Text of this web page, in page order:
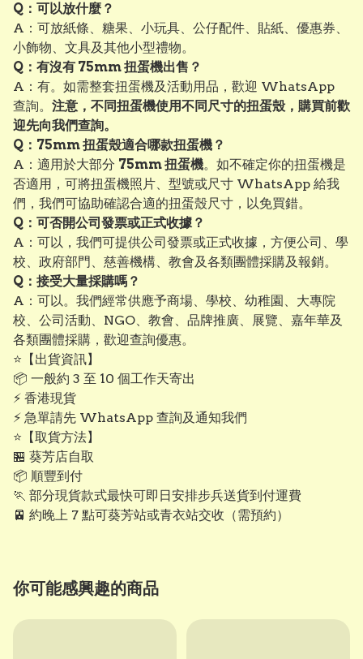
Q：可以放什麼？
A：可放紙條、糖果、小玩具、公仔配件、貼紙、優惠券、
小飾物、文具及其他小型禮物。
Q：有沒有 75mm 扭蛋機出售？
A：有。如需整套扭蛋機及活動用品，歡迎 WhatsApp
查詢。 注意，不同扭蛋機使用不同尺寸的扭蛋殼，購買前歡
迎先向我們查詢。
Q：75mm 扭蛋殼適合哪款扭蛋機？
A：適用於大部分 75mm 扭蛋機。如不確定你的扭蛋機是
否適用，可將扭蛋機照片、型號或尺寸 WhatsApp 給我
們，我們可協助確認合適的扭蛋殼尺寸，以免買錯。
Q：可否開公司發票或正式收據？
A：可以，我們可提供公司發票或正式收據，方便公司、學
校、政府部門、慈善機構、教會及各類團體採購及報銷。
Q：接受大量採購嗎？
A：可以。我們經常供應予商場、學校、幼稚園、大專院
校、公司活動、NGO、教會、品牌推廣、展覽、嘉年華及
各類團體採購，歡迎查詢優惠。
⭐【出貨資訊】
📦 一般約 3 至 10 個工作天寄出
⚡ 香港現貨
⚡ 急單請先 WhatsApp 查詢及通知我們
⭐【取貨方法】
🏪 葵芳店自取
📦 順豐到付
🏃 部分現貨款式最快可即日安排步兵送貨到付運費
🚈 約晚上 7 點可葵芳站或青衣站交收（需預約）
你可能感興趣的商品